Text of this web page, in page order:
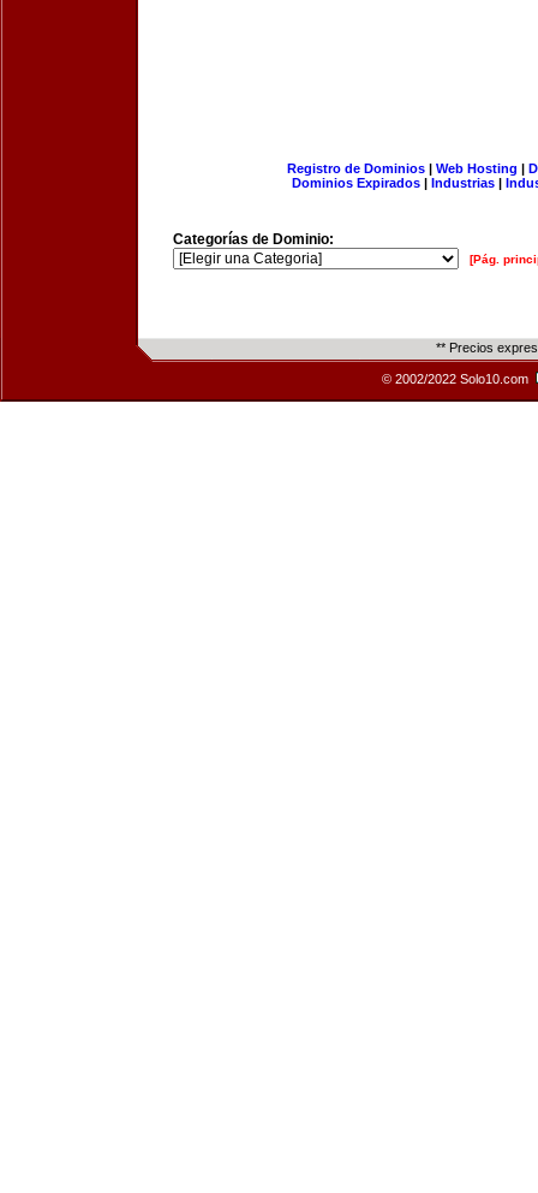
Registro de Dominios| Web Hosting |
Dominios Expirados | Industrias |
Categorías de Dominio:
[Pág.
** Precios
© 2002/2022 Solo10.com